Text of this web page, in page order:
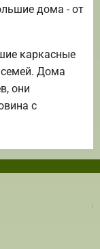
дома - от
каркасные
Дома
они
с